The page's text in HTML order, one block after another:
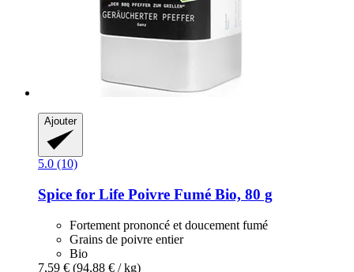
Ajouter
5.0 (10)
Spice for Life Poivre Fumé Bio, 80 g
Fortement prononcé et doucement fumé
Grains de poivre entier
Bio
7,59 € (94,88 € / kg)